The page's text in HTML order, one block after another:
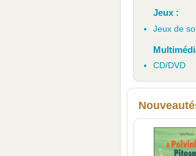
Jeux :
Jeux de
CD/DVD